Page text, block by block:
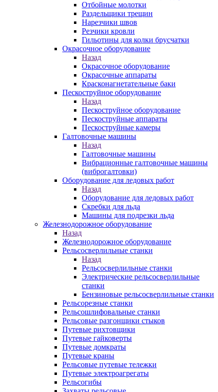
Отбойные молотки
Раздельщики трещин
Нарезчики швов
Резчики кровли
Гильотины для колки брусчатки
Окрасочное оборудование
Назад
Окрасочное оборудование
Окрасочные аппараты
Красконагнетательные баки
Пескоструйное оборудование
Назад
Пескоструйное оборудование
Пескоструйные аппараты
Пескоструйные камеры
Галтовочные машины
Назад
Галтовочные машины
Вибрационные галтовочные машины
(виброгалтовки)
Оборудование для ледовых работ
Назад
Оборудование для ледовых работ
Скребки для льда
Машины для подрезки льда
Железнодорожное оборудование
Назад
Железнодорожное оборудование
Рельсосверлильные станки
Назад
Рельсосверлильные станки
Электрические рельсосверлильные
станки
Бензиновые рельсосверлильные станки
Рельсорезные станки
Рельсошлифовальные станки
Рельсовые разгонщики стыков
Путевые рихтовщики
Путевые гайковерты
Путевые домкраты
Путевые краны
Рельсовые путевые тележки
Путевые электроагрегаты
Рельсогибы